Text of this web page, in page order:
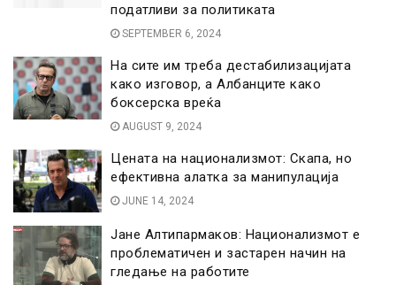
податливи за политиката
SEPTEMBER 6, 2024
На сите им треба дестабилизацијата
како изговор, а Албанците како
боксерска вреќа
AUGUST 9, 2024
Цената на национализмот: Скапа, но
ефективна алатка за манипулација
JUNE 14, 2024
Јане Алтипармаков: Национализмот е
проблематичен и застарен начин на
гледање на работите